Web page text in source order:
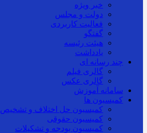
خبر ویژه
دولت و مجلس
فعالیت کاربردی
گفتگو
هیئت رئیسه
یادداشت
چند رسانه ای
گالری فیلم
گالری عکس
سامانه آموزش
کمیسیون ها
کمیسیون حل اختلاف و تشخیص
کمیسیون حقوقی
کمیسیون بودجه و تشکیلات